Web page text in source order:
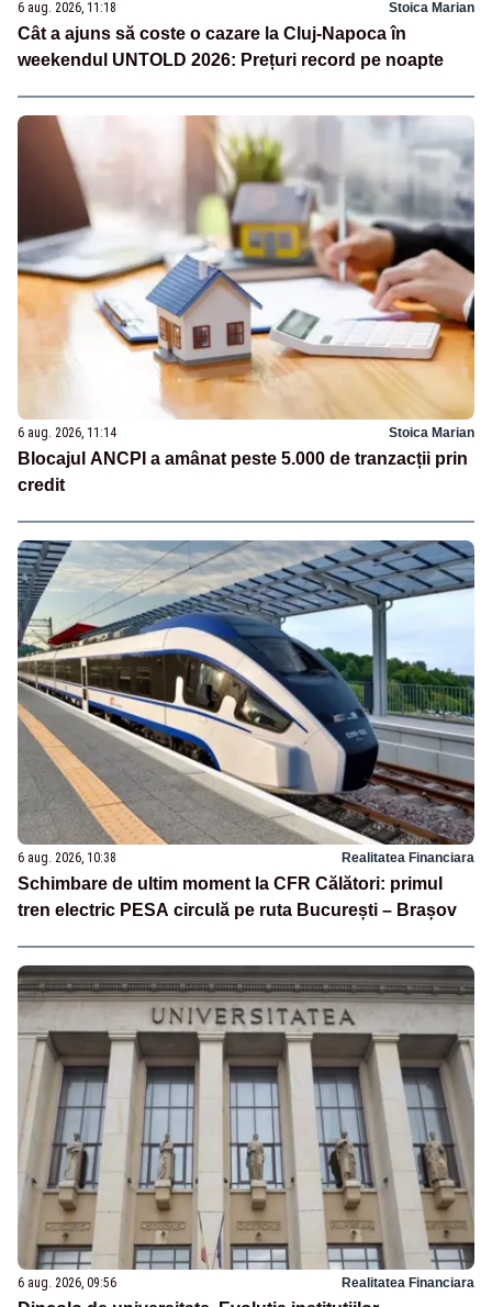
6 aug. 2026, 11:18 Stoica Marian
Cât a ajuns să coste o cazare la Cluj-Napoca în
weekendul UNTOLD 2026: Prețuri record pe noapte
6 aug. 2026, 11:14 Stoica Marian
Blocajul ANCPI a amânat peste 5.000 de tranzacții prin
credit
6 aug. 2026, 10:38 Realitatea Financiara
Schimbare de ultim moment la CFR Călători: primul
tren electric PESA circulă pe ruta București – Brașov
6 aug. 2026, 09:56 Realitatea Financiara